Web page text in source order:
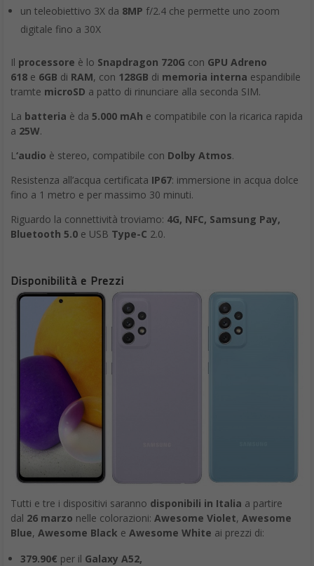
un teleobiettivo 3X da 8MP f/2.4 che permette uno zoom
digitale fino a 30X
Il processore è lo Snapdragon 720G con GPU Adreno
618 e 6GB di RAM, con 128GB di memoria interna espandibile
tramte microSD a patto di rinunciare alla seconda SIM.
La batteria è da 5.000 mAh e compatibile con la ricarica rapida
a 25W.
L ‘audio è stereo, compatibile con Dolby Atmos.
Resistenza all’acqua certificata IP67: immersione in acqua dolce
fino a 1 metro e per massimo 30 minuti.
Riguardo la connettività troviamo: 4G, NFC, Samsung Pay,
Bluetooth 5.0 e USB Type-C 2.0.
Disponibilità e Prezzi
Tutti e tre i dispositivi saranno disponibili in Italia a partire
dal 26 marzo nelle colorazioni: Awesome Violet, Awesome
Blue, Awesome Black e Awesome White ai prezzi di:
379.90€ per il Galaxy A52,